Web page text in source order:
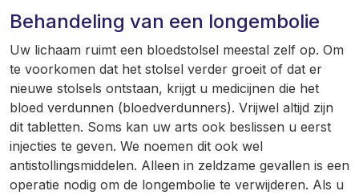
Behandeling van een longembolie
Uw lichaam ruimt een bloedstolsel meestal zelf op. Om
te voorkomen dat het stolsel verder groeit of dat er
nieuwe stolsels ontstaan, krijgt u medicijnen die het
bloed verdunnen (bloedverdunners). Vrijwel altijd zijn
dit tabletten. Soms kan uw arts ook beslissen u eerst
injecties te geven. We noemen dit ook wel
antistollingsmiddelen. Alleen in zeldzame gevallen is een
operatie nodig om de longembolie te verwijderen. Als u